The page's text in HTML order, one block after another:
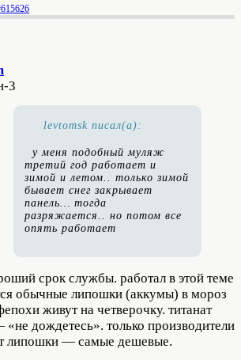
3
levtomsk писал(а):
у меня подобный муляж
третий год работает и
зимой и летом.. только зимой
бывает снег закрывает
панель… тогда
разряжается.. но потом все
опять работает
срок службы. работал в этой теме
обычные липошки (аккумы) в мороз
живут на четверочку. титанат
дождетесь». только производители
липошки — самые дешевые.